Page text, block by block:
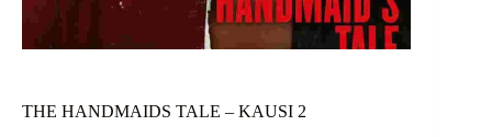
THE HANDMAIDS TALE – KAUSI 2